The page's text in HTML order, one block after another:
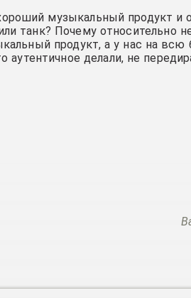
музыкальный продукт и
танк? Почему относительно
продукт, а у нас на
аутентичное делали, не